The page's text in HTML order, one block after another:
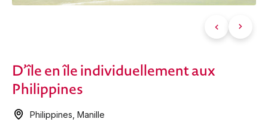
D’île en île individuellement aux
Philippines
Philippines ,Manille